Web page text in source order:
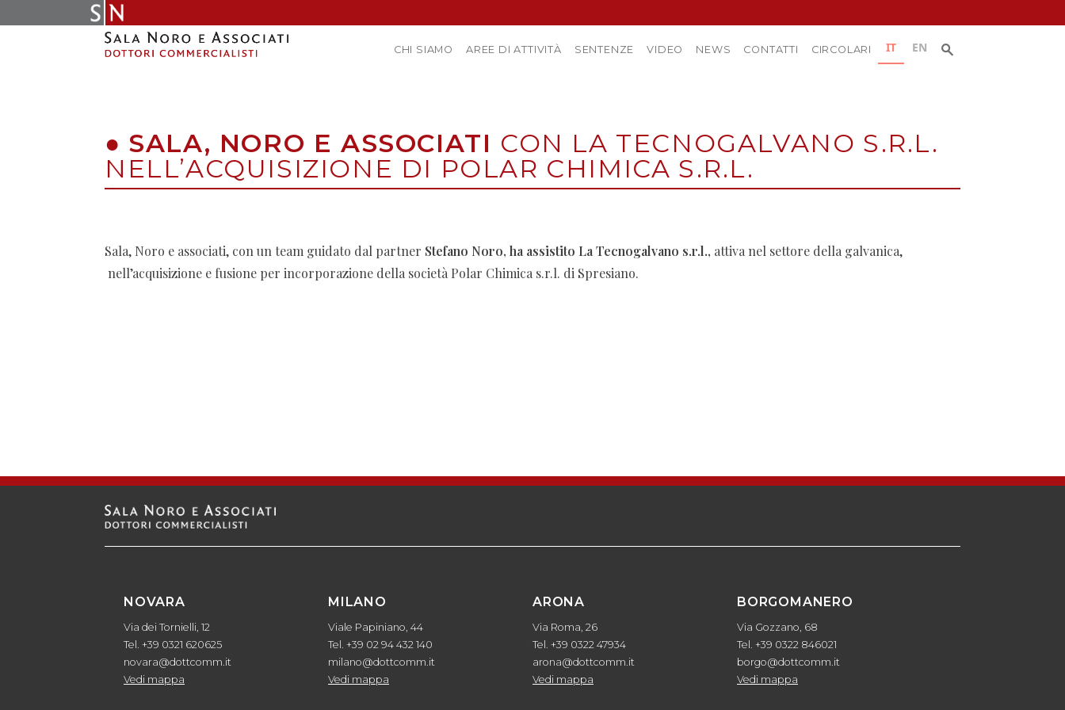
to
Ricerca:
CHI SIAMO AREE DI ATTIVITÀ SENTENZE VIDEO NEWS CONTATTI CIRCOLARI IT EN
● SALA, NORO E ASSOCIATI CON LA TECNOGALVANO S.R.L.
NELL’ACQUISIZIONE DI POLAR CHIMICA S.R.L.
Sala, Noro e associati, con un team guidato dal partner Stefano Noro, ha assistito La Tecnogalvano s.r.l., attiva nel settore della galvanica,
nell’acquisizione e fusione per incorporazione della società Polar Chimica s.r.l. di Spresiano.
NOVARA
Via dei Tornielli, 12
Tel. +39 0321 620625
novara@dottcomm.it
Vedi mappa
MILANO
Viale Papiniano, 44
Tel. +39 02 94 432 140
milano@dottcomm.it
Vedi mappa
ARONA
Via Roma, 26
Tel. +39 0322 47934
arona@dottcomm.it
Vedi mappa
BORGOMANERO
Via Gozzano, 68
Tel. +39 0322 846021
borgo@dottcomm.it
Vedi mappa